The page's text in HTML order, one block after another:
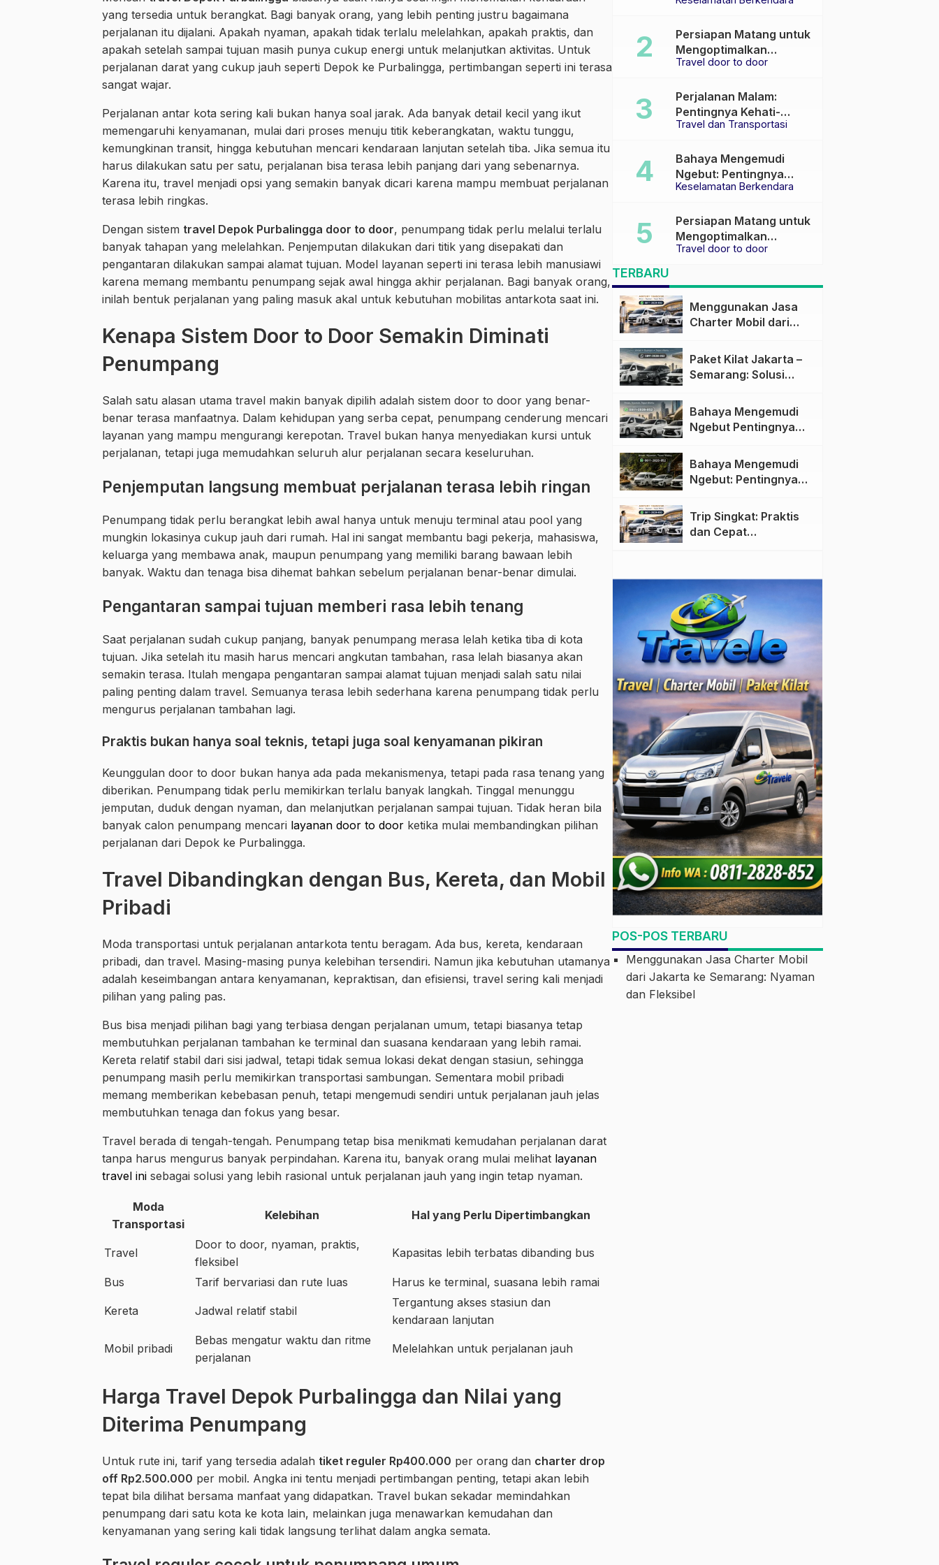
yang tersedia untuk berangkat. Bagi banyak orang, yang lebih penting justru bagaimana
perjalanan itu dijalani. Apakah nyaman, apakah tidak terlalu melelahkan, apakah praktis, dan
apakah setelah sampai tujuan masih punya cukup energi untuk melanjutkan aktivitas. Untuk
perjalanan darat yang cukup jauh seperti Depok ke Purbalingga, pertimbangan seperti ini terasa
sangat wajar.
Perjalanan antar kota sering kali bukan hanya soal jarak. Ada banyak detail kecil yang ikut
memengaruhi kenyamanan, mulai dari proses menuju titik keberangkatan, waktu tunggu,
kemungkinan transit, hingga kebutuhan mencari kendaraan lanjutan setelah tiba. Jika semua itu
harus dilakukan satu per satu, perjalanan bisa terasa lebih panjang dari yang sebenarnya.
Karena itu, travel menjadi opsi yang semakin banyak dicari karena mampu membuat perjalanan
terasa lebih ringkas.
Dengan sistem travel Depok Purbalingga door to door, penumpang tidak perlu melalui terlalu
banyak tahapan yang melelahkan. Penjemputan dilakukan dari titik yang disepakati dan
pengantaran dilakukan sampai alamat tujuan. Model layanan seperti ini terasa lebih manusiawi
karena memang membantu penumpang sejak awal hingga akhir perjalanan. Bagi banyak orang,
inilah bentuk perjalanan yang paling masuk akal untuk kebutuhan mobilitas antarkota saat ini.
Kenapa Sistem Door to Door Semakin Diminati
Penumpang
Salah satu alasan utama travel makin banyak dipilih adalah sistem door to door yang benar-
benar terasa manfaatnya. Dalam kehidupan yang serba cepat, penumpang cenderung mencari
layanan yang mampu mengurangi kerepotan. Travel bukan hanya menyediakan kursi untuk
perjalanan, tetapi juga memudahkan seluruh alur perjalanan secara keseluruhan.
Penjemputan langsung membuat perjalanan terasa lebih ringan
Penumpang tidak perlu berangkat lebih awal hanya untuk menuju terminal atau pool yang
mungkin lokasinya cukup jauh dari rumah. Hal ini sangat membantu bagi pekerja, mahasiswa,
keluarga yang membawa anak, maupun penumpang yang memiliki barang bawaan lebih
banyak. Waktu dan tenaga bisa dihemat bahkan sebelum perjalanan benar-benar dimulai.
Pengantaran sampai tujuan memberi rasa lebih tenang
Saat perjalanan sudah cukup panjang, banyak penumpang merasa lelah ketika tiba di kota
tujuan. Jika setelah itu masih harus mencari angkutan tambahan, rasa lelah biasanya akan
semakin terasa. Itulah mengapa pengantaran sampai alamat tujuan menjadi salah satu nilai
paling penting dalam travel. Semuanya terasa lebih sederhana karena penumpang tidak perlu
mengurus perjalanan tambahan lagi.
Praktis bukan hanya soal teknis, tetapi juga soal kenyamanan pikiran
Keunggulan door to door bukan hanya ada pada mekanismenya, tetapi pada rasa tenang yang
diberikan. Penumpang tidak perlu memikirkan terlalu banyak langkah. Tinggal menunggu
jemputan, duduk dengan nyaman, dan melanjutkan perjalanan sampai tujuan. Tidak heran bila
banyak calon penumpang mencari layanan door to door ketika mulai membandingkan pilihan
perjalanan dari Depok ke Purbalingga.
Travel Dibandingkan dengan Bus, Kereta, dan Mobil
Pribadi
Moda transportasi untuk perjalanan antarkota tentu beragam. Ada bus, kereta, kendaraan
pribadi, dan travel. Masing-masing punya kelebihan tersendiri. Namun jika kebutuhan utamanya
adalah keseimbangan antara kenyamanan, kepraktisan, dan efisiensi, travel sering kali menjadi
pilihan yang paling pas.
Bus bisa menjadi pilihan bagi yang terbiasa dengan perjalanan umum, tetapi biasanya tetap
membutuhkan perjalanan tambahan ke terminal dan suasana kendaraan yang lebih ramai.
Kereta relatif stabil dari sisi jadwal, tetapi tidak semua lokasi dekat dengan stasiun, sehingga
penumpang masih perlu memikirkan transportasi sambungan. Sementara mobil pribadi
memang memberikan kebebasan penuh, tetapi mengemudi sendiri untuk perjalanan jauh jelas
membutuhkan tenaga dan fokus yang besar.
Travel berada di tengah-tengah. Penumpang tetap bisa menikmati kemudahan perjalanan darat
tanpa harus mengurus banyak perpindahan. Karena itu, banyak orang mulai melihat layanan
travel ini sebagai solusi yang lebih rasional untuk perjalanan jauh yang ingin tetap nyaman.
Moda
Transportasi
Kelebihan Hal yang Perlu Dipertimbangkan
Travel
Door to door, nyaman, praktis,
fleksibel
Kapasitas lebih terbatas dibanding bus
Bus Tarif bervariasi dan rute luas Harus ke terminal, suasana lebih ramai
Kereta Jadwal relatif stabil
Tergantung akses stasiun dan
kendaraan lanjutan
Mobil pribadi
Bebas mengatur waktu dan ritme
perjalanan
Melelahkan untuk perjalanan jauh
Harga Travel Depok Purbalingga dan Nilai yang
Diterima Penumpang
Untuk rute ini, tarif yang tersedia adalah tiket reguler Rp400.000 per orang dan charter drop
off Rp2.500.000 per mobil. Angka ini tentu menjadi pertimbangan penting, tetapi akan lebih
tepat bila dilihat bersama manfaat yang didapatkan. Travel bukan sekadar memindahkan
penumpang dari satu kota ke kota lain, melainkan juga menawarkan kemudahan dan
kenyamanan yang sering kali tidak langsung terlihat dalam angka semata.
Travel door to door
Persiapan Matang untuk
Mengoptimalkan
Pengalaman Travel
Travel dan Transportasi
Perjalanan Malam:
Pentingnya Kehati-
hatian dan Pemilihan
Keselamatan Berkendara
Bahaya Mengemudi
Ngebut: Pentingnya
Keselamatan di Jalan
Travel door to door
Persiapan Matang untuk
Mengoptimalkan
Pengalaman Travel
TERBARU
Menggunakan Jasa
Charter Mobil dari
Nyaman dan Fleksibel
Paket Kilat Jakarta –
Semarang: Solusi
Efisien
Bahaya Mengemudi
Ngebut Pentingnya
raya
Bahaya Mengemudi
Ngebut: Pentingnya
Trip Singkat: Praktis
dan Cepat
POS-POS TERBARU
Menggunakan Jasa Charter Mobil
dari Jakarta ke Semarang: Nyaman
dan Fleksibel